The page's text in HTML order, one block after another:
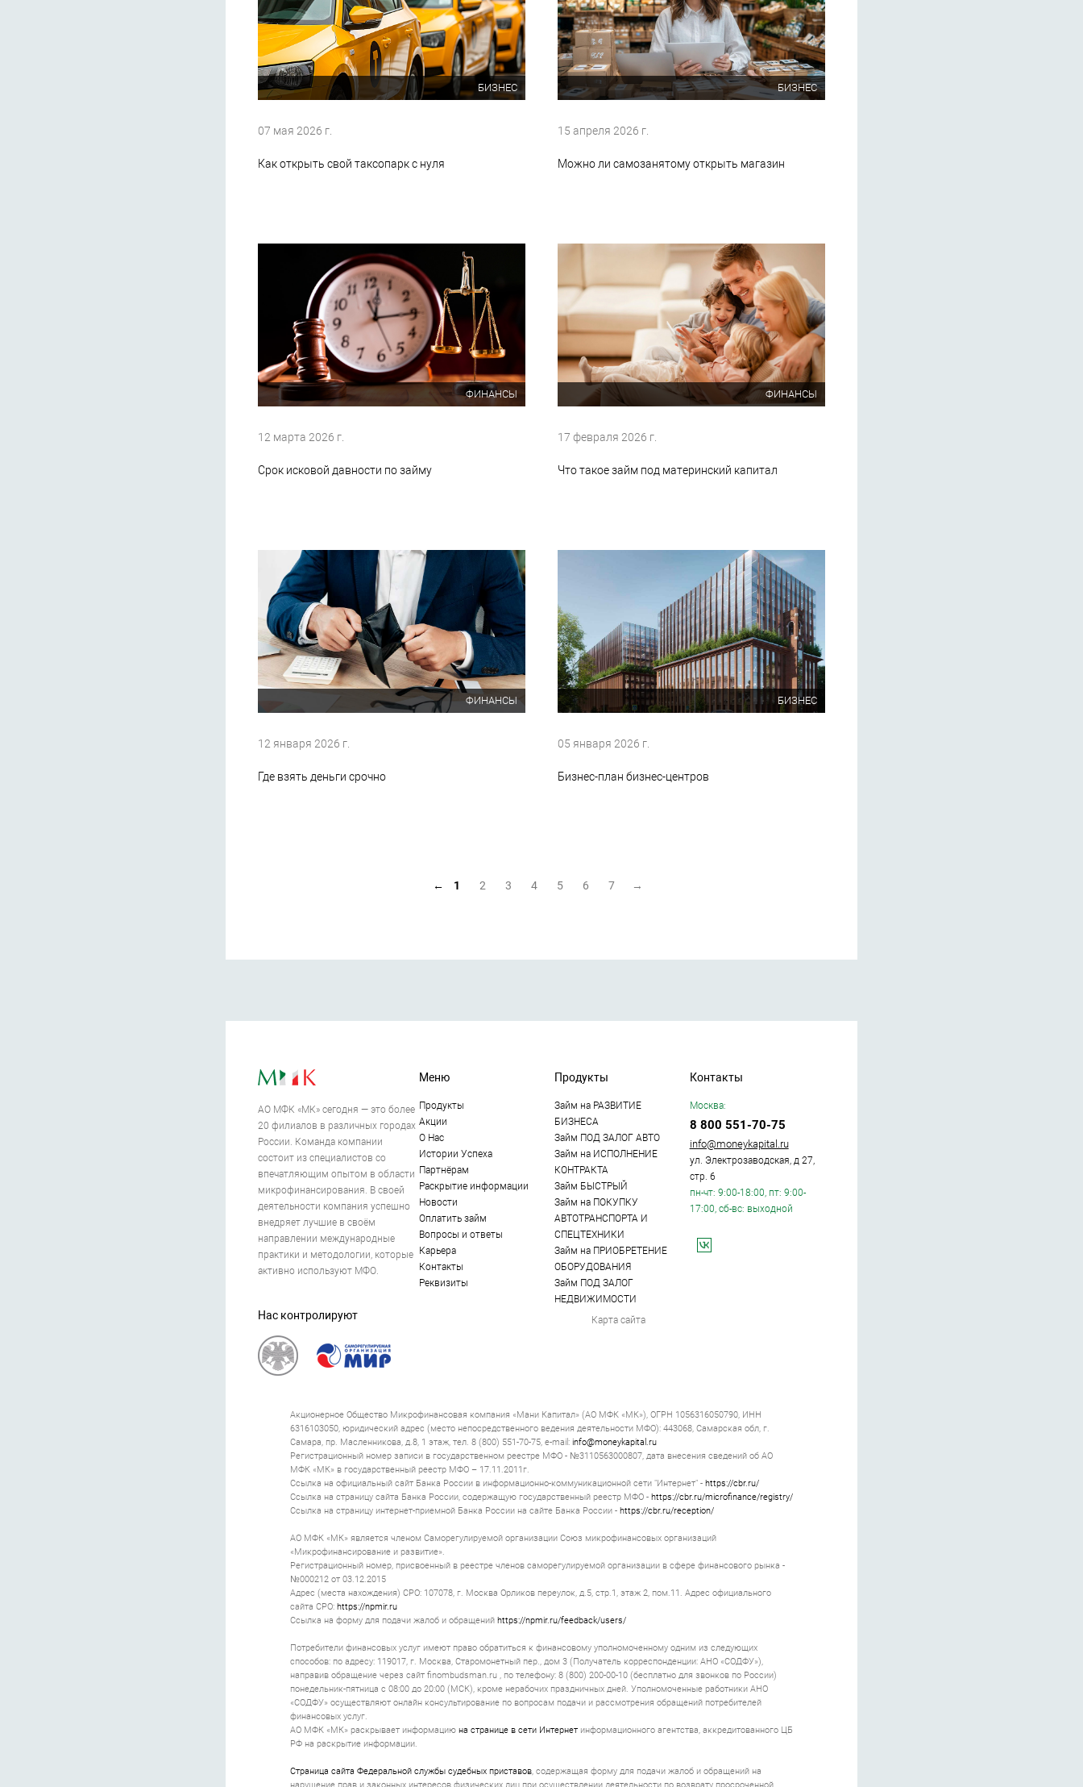
БИЗНЕС
07 мая 2026 г.
Как открыть свой таксопарк с нуля
БИЗНЕС
15 апреля 2026 г.
Можно ли самозанятому открыть магазин
ФИНАНСЫ
12 марта 2026 г.
Срок исковой давности по займу
ФИНАНСЫ
17 февраля 2026 г.
Что такое займ под материнский капитал
ФИНАНСЫ
12 января 2026 г.
Где взять деньги срочно
БИЗНЕС
05 января 2026 г.
Бизнес-план бизнес-центров
← 1 2 3 4 5 6 7 →
АО МФК «МК» сегодня — это более
20 филиалов в различных городах
России. Команда компании
состоит из специалистов со
впечатляющим опытом в области
микрофинансирования. В своей
деятельности компания успешно
внедряет лучшие в своём
направлении международные
практики и методологии, которые
активно используют МФО.
Меню
Продукты
Акции
О Нас
Истории Успеха
Партнёрам
Раскрытие информации
Новости
Оплатить займ
Вопросы и ответы
Карьера
Контакты
Реквизиты
Продукты
Займ на РАЗВИТИЕ
БИЗНЕСА
Займ ПОД ЗАЛОГ АВТО
Займ на ИСПОЛНЕНИЕ
КОНТРАКТА
Займ БЫСТРЫЙ
Займ на ПОКУПКУ
АВТОТРАНСПОРТА И
СПЕЦТЕХНИКИ
Займ на ПРИОБРЕТЕНИЕ
ОБОРУДОВАНИЯ
Займ ПОД ЗАЛОГ
НЕДВИЖИМОСТИ
Контакты
Москва:
8 800 551-70-75
info@moneykapital.ru
ул. Электрозаводская, д 27,
стр. 6
пн-чт: 9:00-18:00, пт: 9:00-
17:00, сб-вс: выходной
Нас контролируют Карта сайта
Акционерное Общество Микрофинансовая компания «Мани Капитал» (АО МФК «МК»), ОГРН 1056316050790, ИНН
6316103050, юридический адрес (место непосредственного ведения деятельности МФО): 443068, Самарская обл, г.
Самара, пр. Масленникова, д.8, 1 этаж, тел. 8 (800) 551-70-75, e-mail: info@moneykapital.ru
Регистрационный номер записи в государственном реестре МФО - №3110563000807, дата внесения сведений об АО
МФК «МК» в государственный реестр МФО – 17.11.2011г.
Ссылка на официальный сайт Банка России в информационно-коммуникационной сети "Интернет" - https://cbr.ru/
Ссылка на страницу сайта Банка России, содержащую государственный реестр МФО - https://cbr.ru/microfinance/registry/
Ссылка на страницу интернет-приемной Банка России на сайте Банка России - https://cbr.ru/reception/
АО МФК «МК» является членом Саморегулируемой организации Союз микрофинансовых организаций
«Микрофинансирование и развитие».
Регистрационный номер, присвоенный в реестре членов саморегулируемой организации в сфере финансового рынка -
№000212 от 03.12.2015
Адрес (места нахождения) СРО: 107078, г. Москва Орликов переулок, д.5, стр.1, этаж 2, пом.11. Адрес официального
сайта СРО: https://npmir.ru
Ссылка на форму для подачи жалоб и обращений https://npmir.ru/feedback/users/
Потребители финансовых услуг имеют право обратиться к финансовому уполномоченному одним из следующих
способов: по адресу: 119017, г. Москва, Старомонетный пер., дом 3 (Получатель корреспонденции: АНО «СОДФУ»),
направив обращение через сайт finombudsman.ru , по телефону: 8 (800) 200-00-10 (бесплатно для звонков по России)
понедельник-пятница с 08:00 до 20:00 (МСК), кроме нерабочих праздничных дней. Уполномоченные работники АНО
«СОДФУ» осуществляют онлайн консультирование по вопросам подачи и рассмотрения обращений потребителей
финансовых услуг.
АО МФК «МК» раскрывает информацию на странице в сети Интернет информационного агентства, аккредитованного ЦБ
РФ на раскрытие информации.
Страница сайта Федеральной службы судебных приставов, содержащая форму для подачи жалоб и обращений на